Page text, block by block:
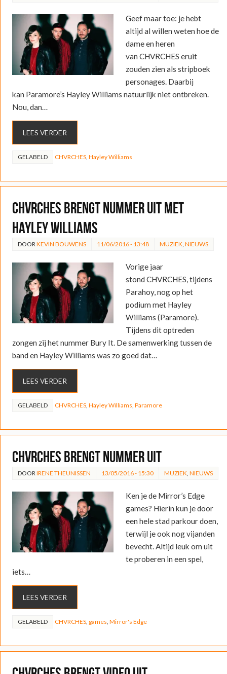
Geef maar toe: je hebt
altijd al willen weten hoe de
dame en heren
van CHVRCHES eruit
zouden zien als stripboek
personages. Daarbij
kan Paramore’s Hayley Williams natuurlijk niet ontbreken.
Nou, dan…
LEES VERDER
GELABELD CHVRCHES, Hayley Williams
CHVRCHES brengt nummer uit met
Hayley Williams
DOOR KEVIN BOUWENS 11/06/2016 - 13:48 MUZIEK NIEUWS
Vorige jaar
stond CHVRCHES, tijdens
Parahoy, nog op het
podium met Hayley
Williams (Paramore).
Tijdens dit optreden
zongen zij het nummer Bury It. De samenwerking tussen de
band en Hayley Williams was zo goed dat…
LEES VERDER
GELABELD CHVRCHES, Hayley Williams Paramore
CHVRCHES brengt nummer uit
DOOR IRENE THEUNISSEN 13/05/2016 - 15:30 MUZIEK NIEUWS
Ken je de Mirror’s Edge
games? Hierin kun je door
een hele stad parkour doen,
terwijl je ook nog vijanden
bevecht. Altijd leuk om uit
te proberen in een spel,
iets…
LEES VERDER
GELABELD CHVRCHES, games Mirror's Edge